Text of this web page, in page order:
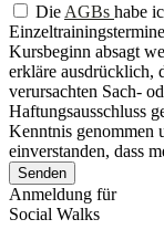
Die AGBs habe
Kursbeginn absagt
erkläre ausdrücklich,
verursachten Sach-
Haftungsausschluss
Kenntnis genommen
einverstanden, dass
Senden
Anmeldung für
Social Walks